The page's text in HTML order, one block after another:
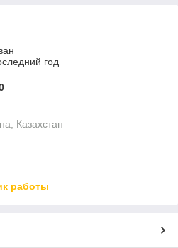
год
Казахстан
работы